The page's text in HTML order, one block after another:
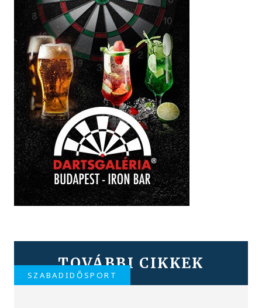
TOVÁBBI CIKKEK
SZABADIDŐSPORT